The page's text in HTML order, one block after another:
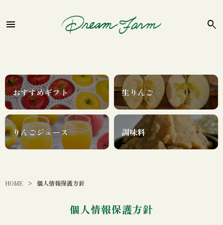
おすすめギフト 生りんご
りんごジュース 調味料
HOME 個人情報保護方針
個人情報保護方針